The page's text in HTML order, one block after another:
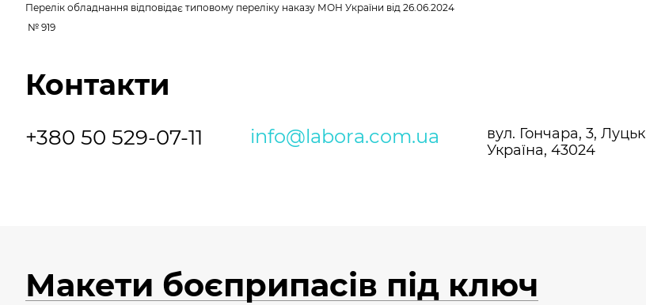
Перелік обладнання відповідає типовому переліку наказу МОН України від 26.06.2024
№ 919
Контакти
+380 50 529-07-11 info@labora.com.ua
вул. Гончара, 3, Луцьк
Україна, 43024
Макети боєприпасів під ключ